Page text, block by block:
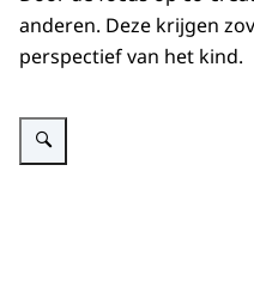
anderen. Deze krijgen
perspectief van het kind.
Vergroot afbeelding Afbeedling